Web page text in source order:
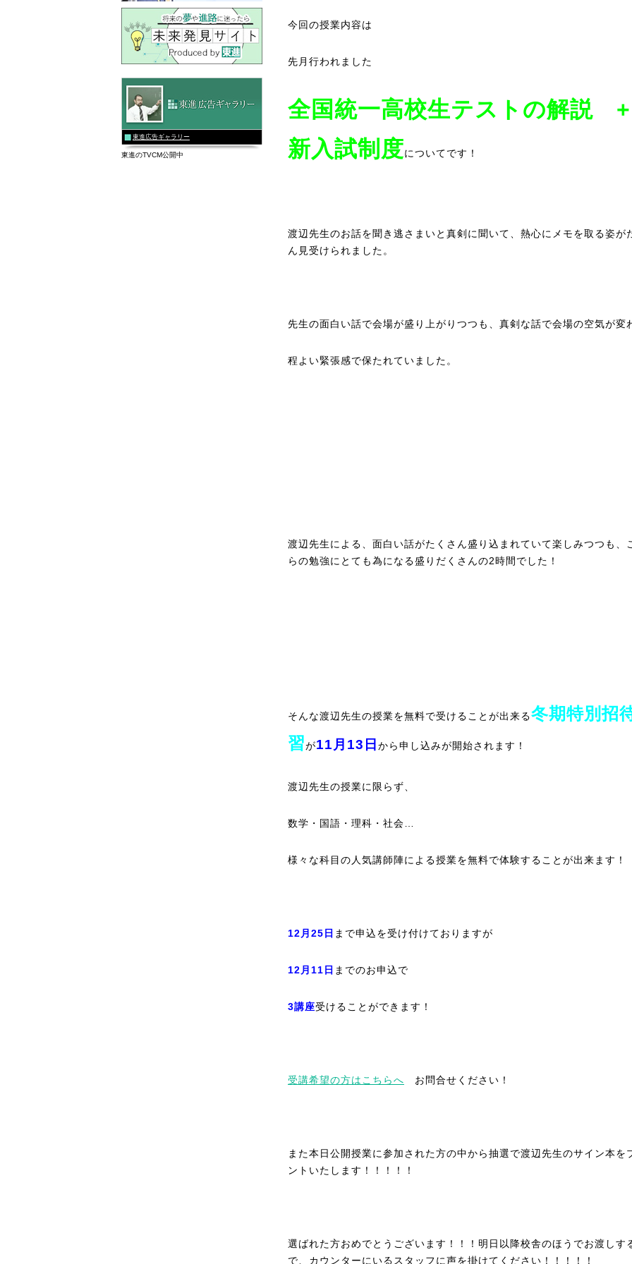
今回の授業内容は
先月行われました
全国統一高校生テストの解
新入試制度についてです！
渡辺先生のお話を聞き逃さまいと真剣に聞いて、熱心にメモを取る姿が
ん見受けられました。
先生の面白い話で会場が盛り上がりつつも、真剣な話で会場の空気が変
程よい緊張感で保たれていました。
渡辺先生による、面白い話がたくさん盛り込まれていて楽しみつつも、
らの勉強にとても為になる盛りだくさんの2時間でした！
そんな渡辺先生の授業を無料で受けることが出来る冬期特別招
習が11月13日 から申し込みが開始されます！
渡辺先生の授業に限らず、
数学・国語・理科・社会…
様々な科目の人気講師陣による授業を無料で体験することが出来ます！
12月25日 まで申込を受け付けておりますが
12月11日 までのお申込で
3講座受けることができます！
受講希望の方はこちらへ お問合せください！
また本日公開授業に参加された方の中から抽選で渡辺先生のサイン本を
ントいたします！！！！！
選ばれた方おめでとうございます！！！明日以降校舎のほうでお渡しす
で、カウンターにいるスタッフに声を掛けてください！！！！！
東進広告ギャラリー
東進のTVCM公開中